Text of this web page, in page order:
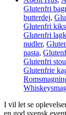
Glutenfri
butterdej,
Glutenfri kiks
Glutenfri
nudler,
pasta,
Glutenfri
Glutenfrie
I vil let se
en god svensk